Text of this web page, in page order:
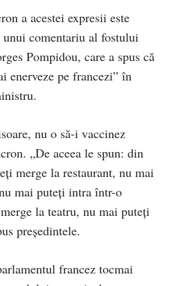
a acestei expresii este
unui comentariu al fostului
Pompidou, care a spus că
enerveze pe francezi” în
nu o să-i vaccinez
„De aceea le spun: din
merge la restaurant, nu mai
mai puteți intra într-o
la teatru, nu mai puteți
președintele.
francez tocmai